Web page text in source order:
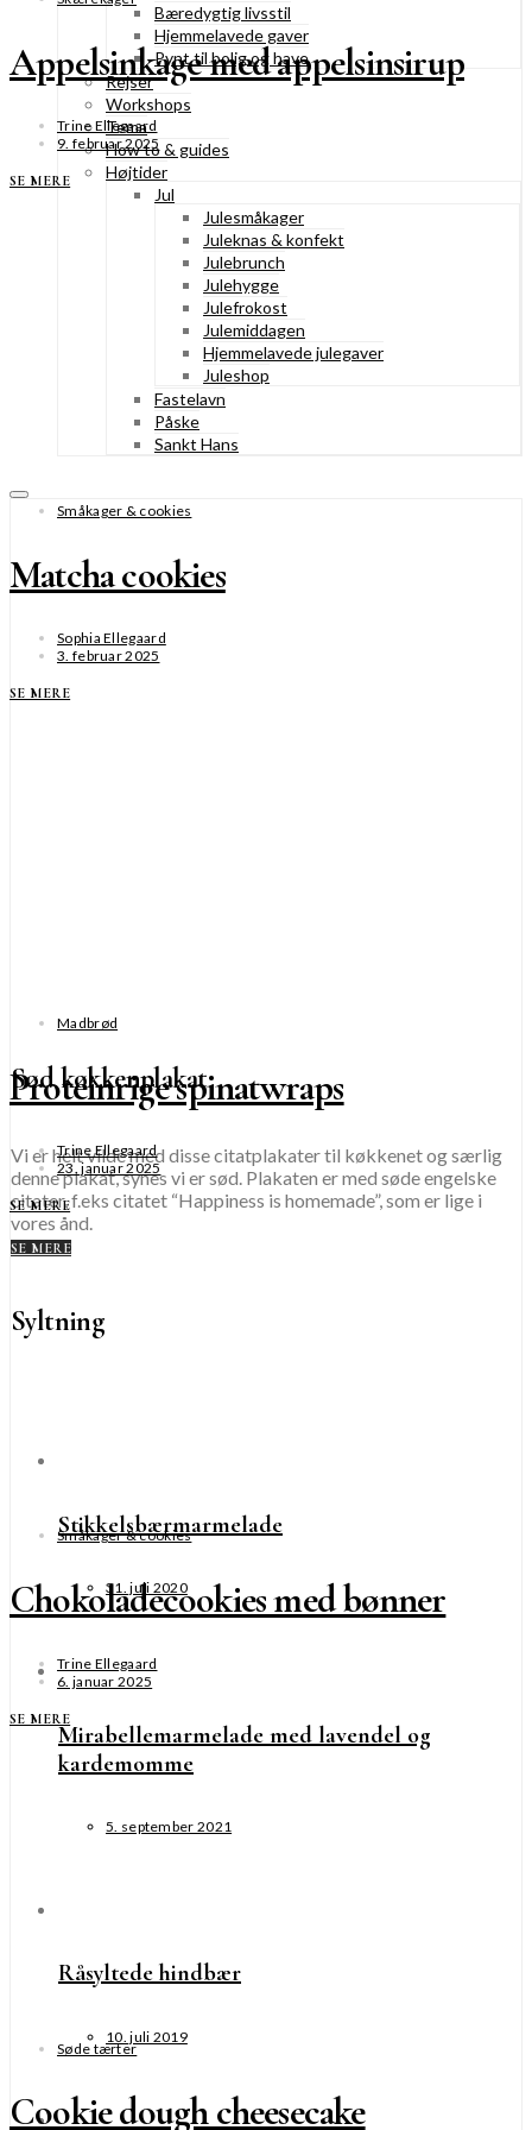
Bæredygtig livsstil
Hjemmelavede gaver
Pynt til bolig og have
Rejser
Workshops
Tema
How to & guides
Højtider
Jul
Julesmåkager
Juleknas & konfekt
Julebrunch
Julehygge
Julefrokost
Julemiddagen
Hjemmelavede julegaver
Juleshop
Fastelavn
Påske
Sankt Hans
Sød køkkenplakat
Vi er helt vilde med disse citatplakater til køkkenet og særlig
denne plakat, synes vi er sød. Plakaten er med søde engelske
citater, f.eks citatet “Happiness is homemade”, som er lige i
vores ånd.
SE MERE
Syltning
Stikkelsbærmarmelade
31. juli 2020
Mirabellemarmelade med lavendel og
kardemomme
5. september 2021
Råsyltede hindbær
10. juli 2019
Appelsinkage med appelsinsirup
Trine Ellegaard
9. februar 2025
SE MERE
Småkager & cookies
Matcha cookies
Sophia Ellegaard
3. februar 2025
SE MERE
Madbrød
Proteinrige spinatwraps
Trine Ellegaard
23. januar 2025
SE MERE
Småkager & cookies
Chokoladecookies med bønner
Trine Ellegaard
6. januar 2025
SE MERE
Søde tærter
Cookie dough cheesecake